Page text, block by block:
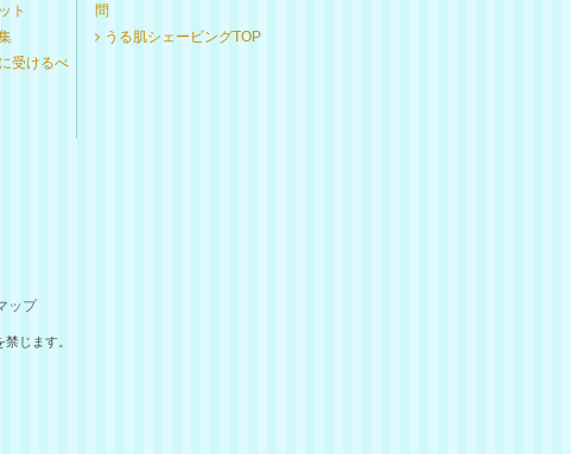
ト
受けるべ
問
うる肌シェービングTOP
ップ
じます。